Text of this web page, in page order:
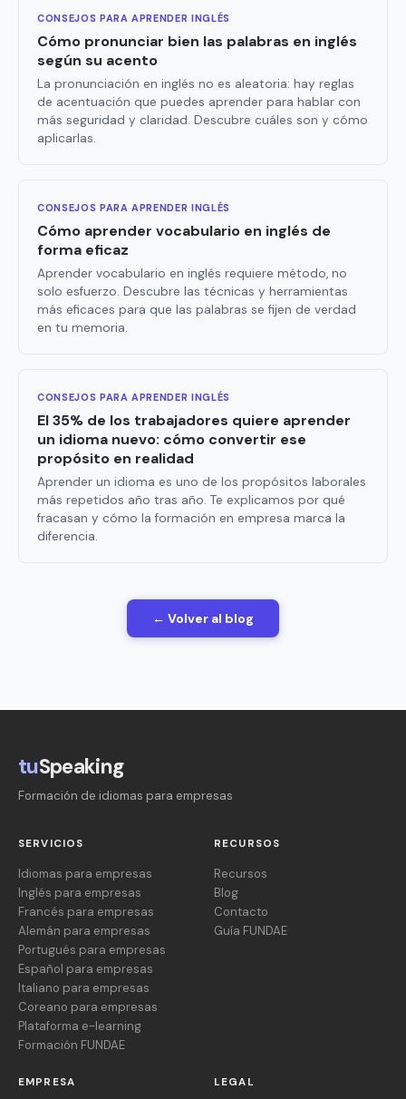
CONSEJOS PARA APRENDER INGLÉS
Cómo pronunciar bien las palabras en inglés
según su acento
La pronunciación en inglés no es aleatoria: hay reglas
de acentuación que puedes aprender para hablar con
más seguridad y claridad. Descubre cuáles son y cómo
aplicarlas.
CONSEJOS PARA APRENDER INGLÉS
Cómo aprender vocabulario en inglés de
forma eficaz
Aprender vocabulario en inglés requiere método, no
solo esfuerzo. Descubre las técnicas y herramientas
más eficaces para que las palabras se fijen de verdad
en tu memoria.
CONSEJOS PARA APRENDER INGLÉS
El 35% de los trabajadores quiere aprender
un idioma nuevo: cómo convertir ese
propósito en realidad
Aprender un idioma es uno de los propósitos laborales
más repetidos año tras año. Te explicamos por qué
fracasan y cómo la formación en empresa marca la
diferencia.
← Volver al blog
tuSpeaking
Formación de idiomas para empresas
SERVICIOS
Idiomas para empresas
Inglés para empresas
Francés para empresas
Alemán para empresas
Portugués para empresas
Español para empresas
Italiano para empresas
Coreano para empresas
Plataforma e-learning
Formación FUNDAE
RECURSOS
Recursos
Blog
Contacto
Guía FUNDAE
EMPRESA LEGAL